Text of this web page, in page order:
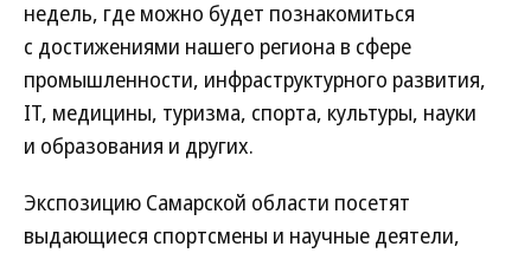
недель, где можно будет познакомиться
с достижениями нашего региона в сфере
промышленности, инфраструктурного развития,
IT, медицины, туризма, спорта, культуры, науки
и образования и других.
Экспозицию Самарской области посетят
выдающиеся спортсмены и научные деятели,